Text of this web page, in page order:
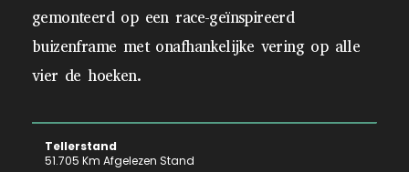
gemonteerd op een race-geïnspireerd
buizenframe met onafhankelijke vering op alle
vier de hoeken.
Tellerstand
51.705 Km Afgelezen Stand